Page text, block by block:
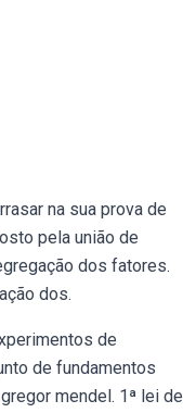
na sua prova de
pela união de
dos fatores.
dos.
de
de fundamentos
mendel. 1ª lei de